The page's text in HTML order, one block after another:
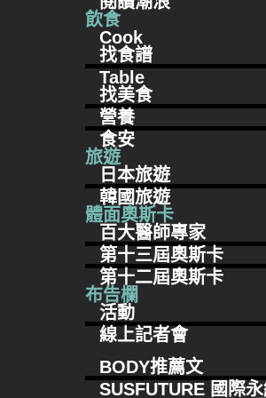
飲食
Cook
找食譜
Table
找美食
營養
食安
旅遊
日本旅遊
韓國旅遊
體面奧斯卡
百大醫師專家
第十三屆奧斯卡
第十二屆奧斯卡
布告欄
活動
線上記者會
BODY推薦文
SUSFUTURE 國際